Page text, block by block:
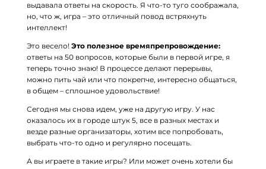
выдавала ответы на скорость. Я что-то туго соображала,
но, что ж, игра – это отличный повод встряхнуть
интеллект!
Это весело! Это полезное времяпрепровождение:
ответы на 50 вопросов, которые были в первой игре, я
теперь точно знаю! В процессе делают перерывы,
можно пить чай или что покрепче, интересно общаться,
в общем – сплошное удовольствие!
Сегодня мы снова идем, уже на другую игру. У нас
оказалось их в городе штук 5, все в разных местах и
везде разные организаторы, хотим все попробовать,
выбрать что-то одно и регулярно посещать.
А вы играете в такие игры? Или может очень хотели бы